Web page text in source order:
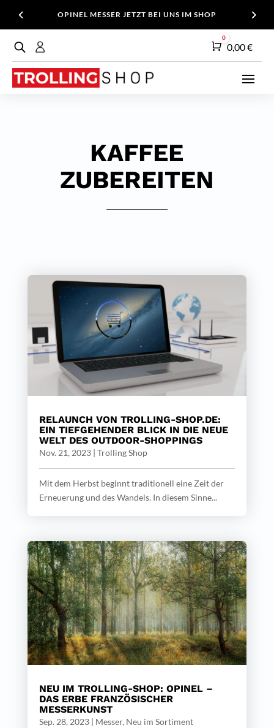
OPINEL MESSER JETZT BEI UNS IM SHOP
Warenkorb
0
0,00€
KAFFEE
ZUBEREITEN
RELAUNCH VON TROLLING-SHOP.DE:
EIN TIEFGEHENDER BLICK IN DIE NEUE
WELT DES OUTDOOR-SHOPPINGS
Nov. 21, 2023| Trolling Shop
Mit dem Herbst beginnt traditionell eine Zeit der
Erneuerung und des Wandels. In diesem Sinne...
NEU IM TROLLING-SHOP: OPINEL –
DAS ERBE FRANZÖSISCHER
MESSERKUNST
Sep. 28, 2023| Messer, Neu im Sortiment